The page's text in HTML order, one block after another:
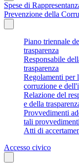
Spese di
Prevenzione della
Piano triennale
trasparenza
Responsabile
trasparenza
Regolamenti per
corruzione e
Relazione del
e della
Provvedimenti
tali provvedimenti
Atti di
Accesso civico